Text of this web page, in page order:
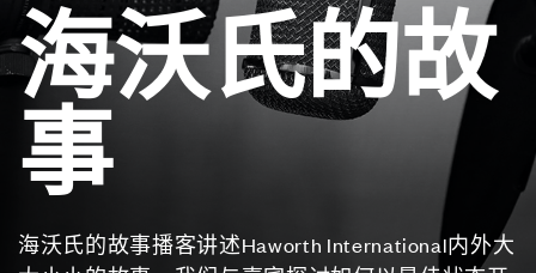
海沃氏的故
事
海沃氏的故事播客讲述Haworth International内外大